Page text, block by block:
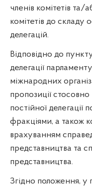
членів комітетів та/
комітетів до складу
делегацій.
Відповідно до
делегації
міжнародних
пропозиції
постійної
фракціями, а також
врахуванням
представництва та
представництва.
Згідно положення, у